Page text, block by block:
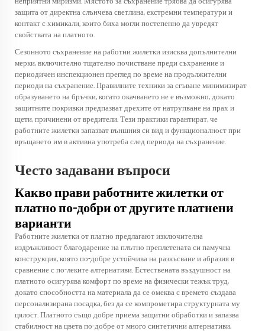
защита от директна слънчева светлина, екстремни температури и
контакт с химикали, които биха могли постепенно да увредят
свойствата на платното.
Сезонното съхранение на работни жилетки изисква допълнителни
мерки, включително тщателно почистване преди съхранение и
периодичен инспекционен преглед по време на продължителни
периоди на съхранение. Правилните техники за сгъване минимизират
образуването на бръчки, когато окачването не е възможно, докато
защитните покривки предпазват дрехите от натрупване на прах и
щети, причинени от вредители. Тези практики гарантират, че
работните жилетки запазват външния си вид и функционалност при
връщането им в активна употреба след периода на съхранение.
Често задавани въпроси
Какво прави работните жилетки от
платно по-добри от другите платнени
варианти
Работните жилетки от платно предлагают изключителна
издръжливост благодарение на плътно преплетената си памучна
конструкция, която по-добре устойчива на разкъсване и абразия в
сравнение с по-леките алтернативи. Естествената въздушност на
платното осигурява комфорт по време на физически тежък труд,
докато способността на материала да се омеква с времето създава
персонализирана посадка, без да се компрометира структурната му
цялост. Платното също добре приема защитни обработки и запазва
стабилност на цвета по-добре от много синтетични алтернативи,